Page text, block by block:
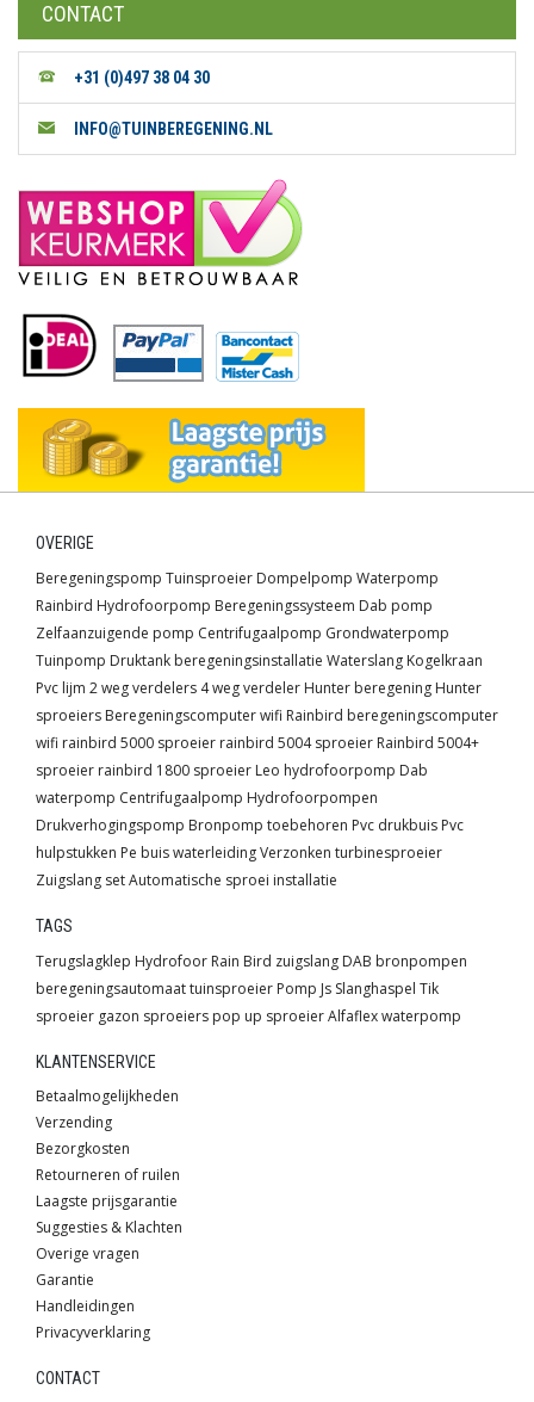
CONTACT
+31 (0)497 38 04 30
INFO@TUINBEREGENING.NL
OVERIGE
Beregeningspomp Tuinsproeier Dompelpomp Waterpomp
Rainbird Hydrofoorpomp Beregeningssysteem Dab pomp
Zelfaanzuigende pomp Centrifugaalpomp Grondwaterpomp
Tuinpomp Druktank beregeningsinstallatie Waterslang Kogelkraan
Pvc lijm 2 weg verdelers 4 weg verdeler Hunter beregening Hunter
sproeiers Beregeningscomputer wifi Rainbird beregeningscomputer
wifi rainbird 5000 sproeier rainbird 5004 sproeier Rainbird 5004+
sproeier rainbird 1800 sproeier Leo hydrofoorpomp Dab
waterpomp Centrifugaalpomp Hydrofoorpompen
Drukverhogingspomp Bronpomp toebehoren Pvc drukbuis Pvc
hulpstukken Pe buis waterleidingVerzonken turbinesproeier
Zuigslang setAutomatische sproei installatie
TAGS
Terugslagklep Hydrofoor Rain Bird zuigslang DAB bronpompen
beregeningsautomaattuinsproeier Pomp Js Slanghaspel Tik
sproeier gazon sproeiers pop up sproeierAlfaflexwaterpomp
KLANTENSERVICE
Betaalmogelijkheden
Verzending
Bezorgkosten
Retourneren of ruilen
Laagste prijsgarantie
Suggesties & Klachten
Overige vragen
Garantie
Handleidingen
Privacyverklaring
CONTACT